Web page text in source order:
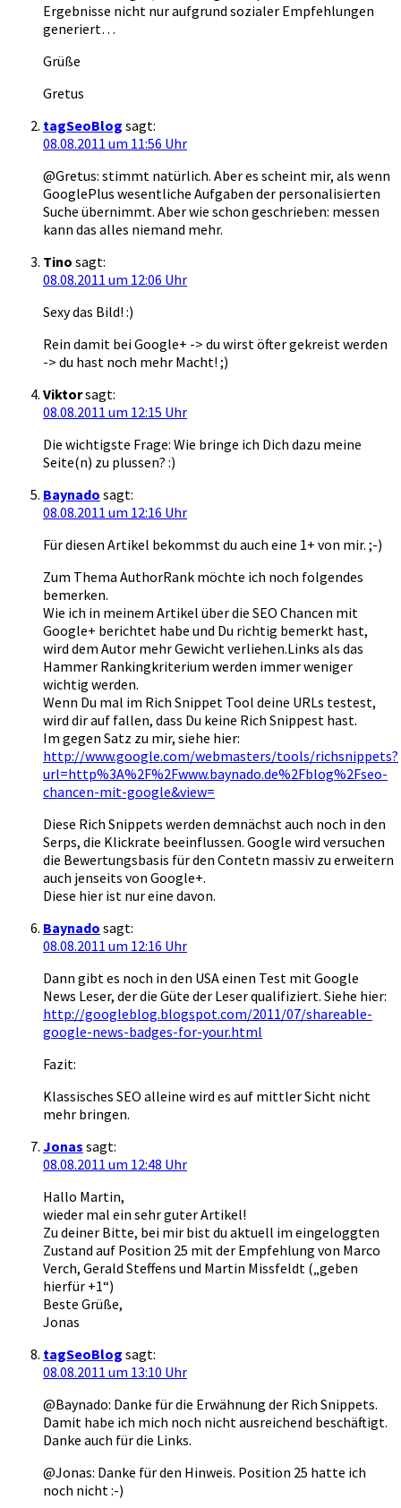
Ergebnisse nicht nur aufgrund sozialer Empfehlungen
generiert…
Grüße
Gretus
tagSeoBlog sagt:
08.08.2011 um 11:56 Uhr
@Gretus: stimmt natürlich. Aber es scheint mir, als wenn
GooglePlus wesentliche Aufgaben der personalisierten
Suche übernimmt. Aber wie schon geschrieben: messen
kann das alles niemand mehr.
Tino sagt:
08.08.2011 um 12:06 Uhr
Sexy das Bild! :)
Rein damit bei Google+ -> du wirst öfter gekreist werden
-> du hast noch mehr Macht! ;)
Viktorsagt:
08.08.2011 um 12:15 Uhr
Die wichtigste Frage: Wie bringe ich Dich dazu meine
Seite(n) zu plussen? :)
Baynado sagt:
08.08.2011 um 12:16 Uhr
Für diesen Artikel bekommst du auch eine 1+ von mir. ;-)
Zum Thema AuthorRank möchte ich noch folgendes
bemerken.
Wie ich in meinem Artikel über die SEO Chancen mit
Google+ berichtet habe und Du richtig bemerkt hast,
wird dem Autor mehr Gewicht verliehen.Links als das
Hammer Rankingkriterium werden immer weniger
wichtig werden.
Wenn Du mal im Rich Snippet Tool deine URLs testest,
wird dir auf fallen, dass Du keine Rich Snippest hast.
Im gegen Satz zu mir, siehe hier:
http://www.google.com/webmasters/tools/richsnippets?
url=http%3A%2F%2Fwww.baynado.de%2Fblog%2Fseo-
chancen-mit-google&view=
Diese Rich Snippets werden demnächst auch noch in den
Serps, die Klickrate beeinflussen. Google wird versuchen
die Bewertungsbasis für den Contetn massiv zu erweitern
auch jenseits von Google+.
Diese hier ist nur eine davon.
Baynado sagt:
08.08.2011 um 12:16 Uhr
Dann gibt es noch in den USA einen Test mit Google
News Leser, der die Güte der Leser qualifiziert. Siehe hier:
http://googleblog.blogspot.com/2011/07/shareable-
google-news-badges-for-your.html
Fazit:
Klassisches SEO alleine wird es auf mittler Sicht nicht
mehr bringen.
Jonas sagt:
08.08.2011 um 12:48 Uhr
Hallo Martin,
wieder mal ein sehr guter Artikel!
Zu deiner Bitte, bei mir bist du aktuell im eingeloggten
Zustand auf Position 25 mit der Empfehlung von Marco
Verch, Gerald Steffens und Martin Missfeldt („geben
hierfür +1“)
Beste Grüße,
Jonas
tagSeoBlog sagt:
08.08.2011 um 13:10 Uhr
@Baynado: Danke für die Erwähnung der Rich Snippets.
Damit habe ich mich noch nicht ausreichend beschäftigt.
Danke auch für die Links.
@Jonas: Danke für den Hinweis. Position 25 hatte ich
noch nicht :-)